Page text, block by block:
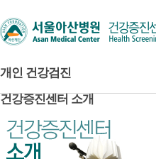
개인 건강검진
건강증진센터 소개